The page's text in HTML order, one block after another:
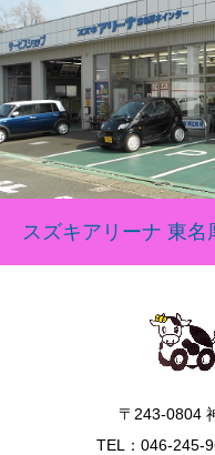
スズキアリーナ 東
〒243-0804
TEL：046-245-